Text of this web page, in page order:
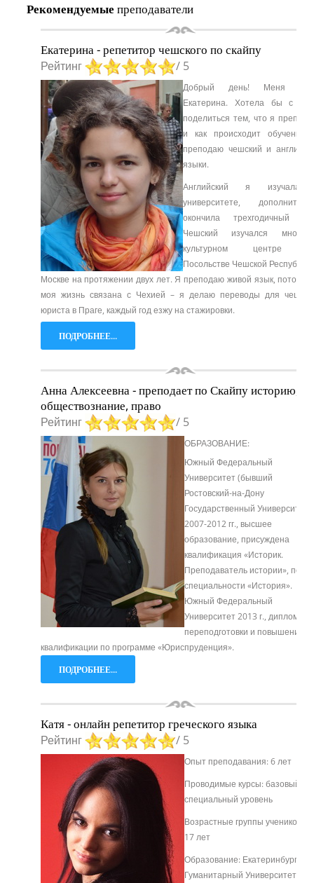
Рекомендуемые преподаватели
Екатерина - репетитор чешского по скайпу
Рейтинг / 5
Добрый день! Меня
Екатерина. Хотела бы с
поделиться тем, что я
и как происходит
преподаю чешский и
языки.
Английский я изучала
университете,
окончила трехгодичный
Чешский изучался мною
культурном центре
Посольстве Чешской
Москве на протяжении двух лет. Я преподаю живой язык, потому
моя жизнь связана с Чехией – я делаю переводы для
юриста в Праге, каждый год езжу на стажировки.
ПОДРОБНЕЕ...
Анна Алексеевна - преподает по Скайпу историю,
обществознание, право
Рейтинг / 5
ОБРАЗОВАНИЕ:
Южный Федеральный
Университет (бывший
Ростовский-на-Дону
Государственный Университет)
2007-2012 гг., высшее
образование, присуждена
квалификация «Историк.
Преподаватель истории», по
специальности «История».
Южный Федеральный
Университет 2013 г., диплом
переподготовки и повышения
квалификации по программе «Юриспруденция».
ПОДРОБНЕЕ...
Катя - онлайн репетитор греческого языка
Рейтинг / 5
Опыт преподавания: 6 лет
Проводимые курсы: базовый и
специальный уровень
Возрастные группы учеников: от
17 лет
Образование: Екатеринбургский
Гуманитарный Университет